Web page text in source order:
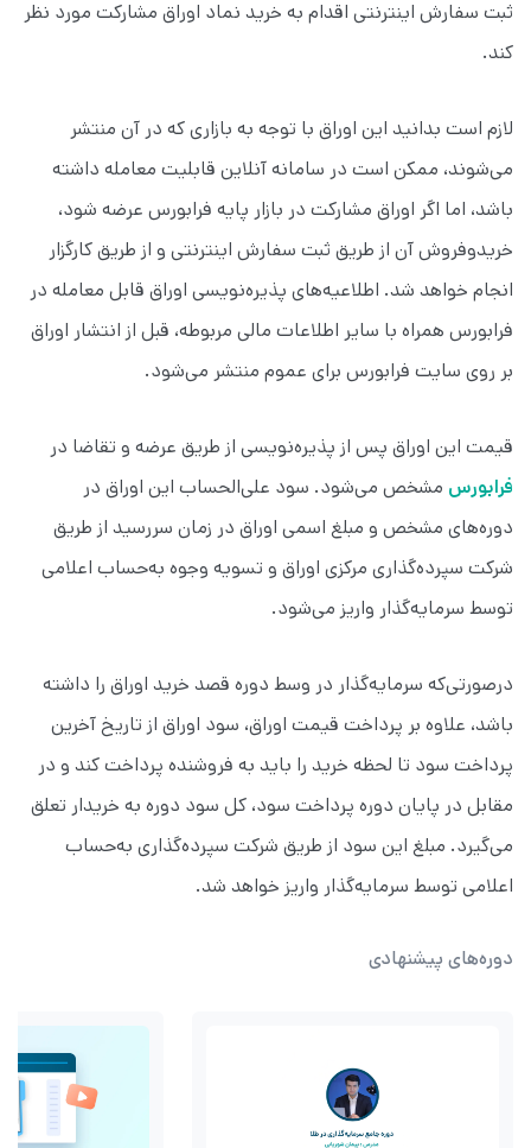
ثبت سفارش اینترنتی اقدام به خرید نماد اوراق مشارکت مورد نظر
کند.
لازم است بدانید این اوراق با توجه به بازاری که در آن منتشر
می‌شوند، ممکن است در سامانه آنلاین قابلیت معامله داشته
باشد، اما اگر اوراق مشارکت در بازار پایه فرابورس عرضه شود،
خریدوفروش آن از طریق ثبت سفارش اینترنتی و از طریق کارگزار
انجام خواهد شد. اطلاعیه‌های پذیره‌نویسی اوراق قابل معامله در
فرابورس همراه با سایر اطلاعات مالی مربوطه، قبل از انتشار اوراق
بر روی سایت فرابورس برای عموم منتشر می‌شود.
قیمت این اوراق پس از پذیره‌نویسی از طریق عرضه و تقاضا در
فرابورس مشخص می‌شود. سود علی‌الحساب این اوراق در
دوره‌های مشخص و مبلغ اسمی اوراق در زمان سررسید از طریق
شرکت سپرده‌گذاری مرکزی اوراق و تسویه وجوه به‌حساب اعلامی
توسط سرمایه‌گذار واریز می‌شود.
درصورتی‌که سرمایه‌گذار در وسط دوره قصد خرید اوراق را داشته
باشد، علاوه بر پرداخت قیمت اوراق، سود اوراق از تاریخ آخرین
پرداخت سود تا لحظه خرید را باید به فروشنده پرداخت کند و در
مقابل در پایان دوره پرداخت سود، کل سود دوره به خریدار تعلق
می‌گیرد. مبلغ این سود از طریق شرکت سپرده‌گذاری به‌حساب
اعلامی توسط سرمایه‌گذار واریز خواهد شد.
دوره‌های پیشنهادی